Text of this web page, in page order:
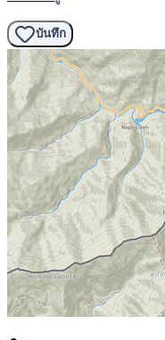
บันทึก